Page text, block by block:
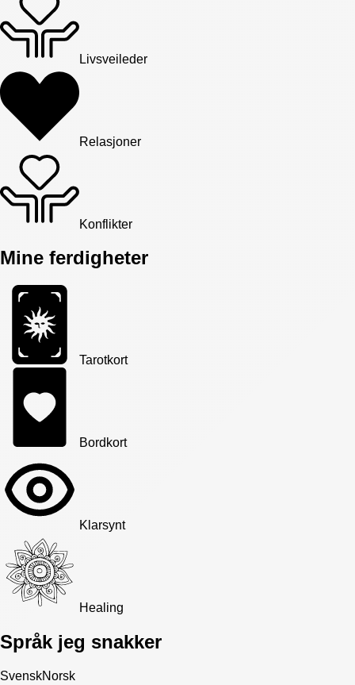
Livsveileder
Relasjoner
Konflikter
Mine ferdigheter
Tarotkort
Bordkort
Klarsynt
Healing
Språk jeg snakker
SvenskNorsk